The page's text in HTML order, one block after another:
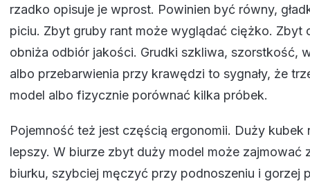
rzadko opisuje je wprost. Powinien być równy,
piciu. Zbyt gruby rant może wyglądać ciężko. Zbyt
obniża odbiór jakości. Grudki szkliwa, szorstkość,
albo przebarwienia przy krawędzi to sygnały, że
model albo fizycznie porównać kilka próbek.
Pojemność też jest częścią ergonomii. Duży kubek
lepszy. W biurze zbyt duży model może zajmować
biurku, szybciej męczyć przy podnoszeniu i gorzej